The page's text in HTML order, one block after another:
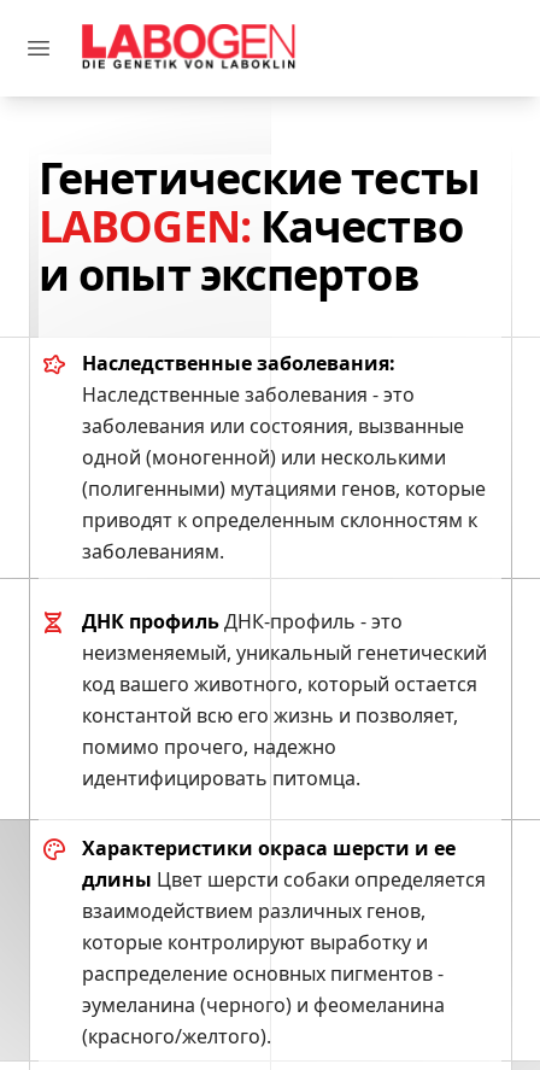
Labogen Shop
Генетические тесты
LABOGEN: Качество
и опыт экспертов
Наследственные заболевания:
Наследственные заболевания - это
заболевания или состояния, вызванные
одной (моногенной) или несколькими
(полигенными) мутациями генов, которые
приводят к определенным склонностям к
заболеваниям.
ДНК профильДНК-профиль - это
неизменяемый, уникальный генетический
код вашего животного, который остается
константой всю его жизнь и позволяет,
помимо прочего, надежно
идентифицировать питомца.
Характеристики окраса шерсти и ее
длины Цвет шерсти собаки определяется
взаимодействием различных генов,
которые контролируют выработку и
распределение основных пигментов -
эумеланина (черного) и феомеланина
(красного/желтого).